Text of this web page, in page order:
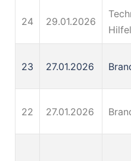
24 29.01.2026
23 27.01.2026
22 27.01.2026